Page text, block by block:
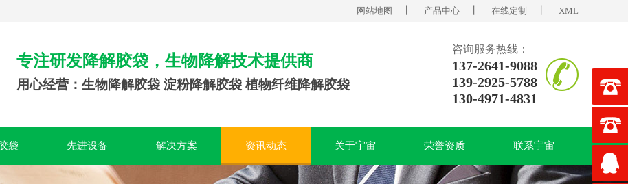
网站地图 产品中心 在线定制 XML
专注研发降解胶袋，生物降解技术提供商
用心经营：生物降解胶袋 淀粉降解胶袋 植物纤维降解胶袋
咨询服务热线：
137-2641-9088
139-2925-5788
130-4971-4831
袋 先进设备 解决方案 资讯动态 关于宇宙 荣誉资质 联系宇宙